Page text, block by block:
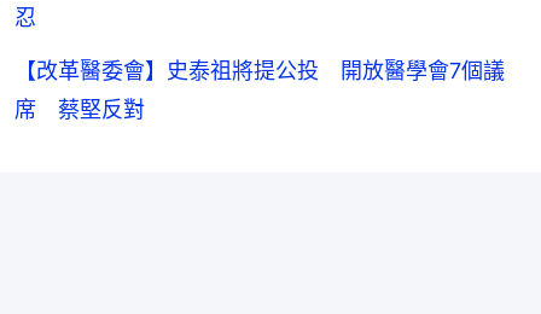
忍
【改革醫委會】史泰祖將提公投 開放醫學會7個議
席 蔡堅反對